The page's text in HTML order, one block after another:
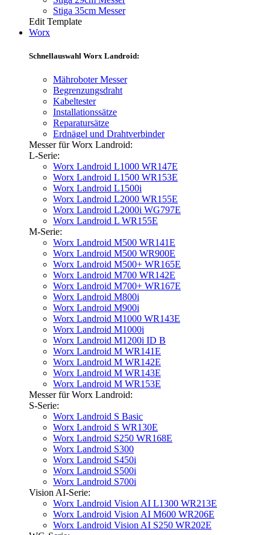
Stiga 35cm Messer
Edit Template
Worx
Schnellauswahl Worx Landroid:
Mähroboter Messer
Begrenzungsdraht
Kabeltester
Installationssätze
Reparatursätze
Erdnägel und Drahtverbinder
Messer für Worx Landroid:
L-Serie:
Worx Landroid L1000 WR147E
Worx Landroid L1500 WR153E
Worx Landroid L1500i
Worx Landroid L2000 WR155E
Worx Landroid L2000i WG797E
Worx Landroid L WR155E
M-Serie:
Worx Landroid M500 WR141E
Worx Landroid M500 WR900E
Worx Landroid M500+ WR165E
Worx Landroid M700 WR142E
Worx Landroid M700+ WR167E
Worx Landroid M800i
Worx Landroid M900i
Worx Landroid M1000 WR143E
Worx Landroid M1000i
Worx Landroid M1200i ID B
Worx Landroid M WR141E
Worx Landroid M WR142E
Worx Landroid M WR143E
Worx Landroid M WR153E
Messer für Worx Landroid:
S-Serie:
Worx Landroid S Basic
Worx Landroid S WR130E
Worx Landroid S250 WR168E
Worx Landroid S300
Worx Landroid S450i
Worx Landroid S500i
Worx Landroid S700i
Vision AI-Serie:
Worx Landroid Vision AI L1300 WR213E
Worx Landroid Vision AI M600 WR206E
Worx Landroid Vision AI S250 WR202E